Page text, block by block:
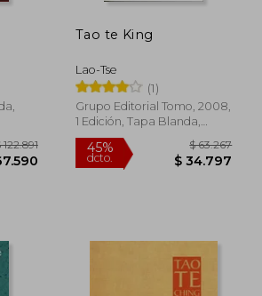
Tao te King
Lao-Tse
(1)
Grupo Editorial Tomo, 2008,
1 Edición, Tapa Blanda,
Nuevo